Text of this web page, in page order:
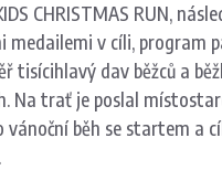
CHRISTMAS RUN,
medailemi v cíli, program
tisícihlavý dav běžců a
Na trať je poslal
běh se startem a